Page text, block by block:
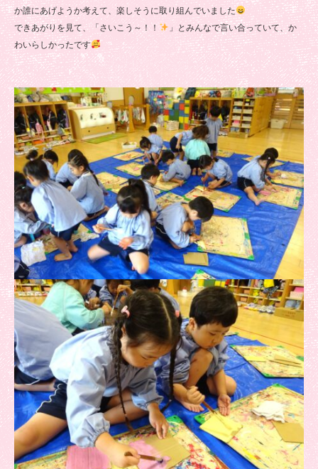
か誰にあげようか考えて、楽しそうに取り組んでいました
できあがりを見て、「さいこう～！！
」とみんなで言い合っていて、か
わいらしかったです